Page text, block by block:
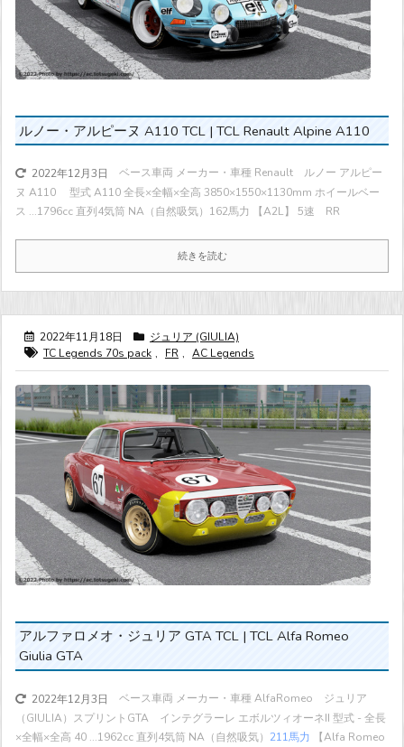
ルノー・アルピーヌ A110 TCL | TCL Renault Alpine A110
2022年12月3日
ベース車両 メーカー・車種 Renault ルノー アルピー
ヌ A110 型式 A110 全長×全幅×全高 3850×1550×1130mm ホイールベー
ス ...1796cc 直列4気筒 NA（自然吸気） 162馬力 【A2L】 5速 RR
続きを読む
2022年11月18日
ジュリア (GIULIA)
TC Legends 70s pack , FR , AC Legends
アルファロメオ・ジュリア GTA TCL | TCL Alfa Romeo
Giulia GTA
2022年12月3日
ベース車両 メーカー・車種 AlfaRomeo ジュリア
（GIULIA）スプリントGTA インテグラーレ エボルツィオーネII 型式 - 全長
×全幅×全高 40 ...1962cc 直列4気筒 NA（自然吸気） 211馬力 【Alfa Romeo